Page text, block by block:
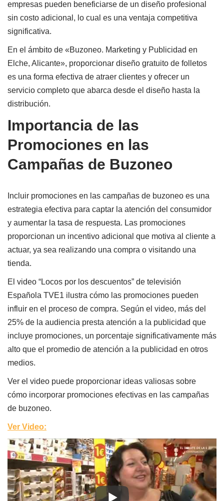
empresas pueden beneficiarse de un diseño profesional
sin costo adicional, lo cual es una ventaja competitiva
significativa.
En el ámbito de «Buzoneo. Marketing y Publicidad en
Elche, Alicante», proporcionar diseño gratuito de folletos
es una forma efectiva de atraer clientes y ofrecer un
servicio completo que abarca desde el diseño hasta la
distribución.
Importancia de las
Promociones en las
Campañas de Buzoneo
Incluir promociones en las campañas de buzoneo es una
estrategia efectiva para captar la atención del consumidor
y aumentar la tasa de respuesta. Las promociones
proporcionan un incentivo adicional que motiva al cliente a
actuar, ya sea realizando una compra o visitando una
tienda.
El video “Locos por los descuentos” de televisión
Española TVE1 ilustra cómo las promociones pueden
influir en el proceso de compra. Según el video, más del
25% de la audiencia presta atención a la publicidad que
incluye promociones, un porcentaje significativamente más
alto que el promedio de atención a la publicidad en otros
medios.
Ver el video puede proporcionar ideas valiosas sobre
cómo incorporar promociones efectivas en las campañas
de buzoneo.
Ver Video: